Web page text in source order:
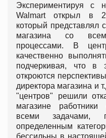
Экспериментируя с
Walmart открыл в
который представлял
магазина со
процессами. В
качественно
подчеркивая, что в
откроются
директора магазина и
"центров" решили
магазине
всеми задачами,
определенным
бессильны в